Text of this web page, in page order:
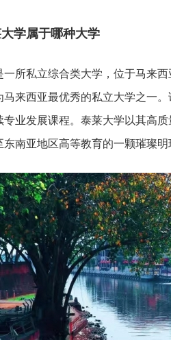
学属于哪种大学
一所私立综合类大学，位于马来
来西亚最优秀的私立大学之一
业发展课程。泰莱大学以其高
南亚地区高等教育的一颗璀璨明